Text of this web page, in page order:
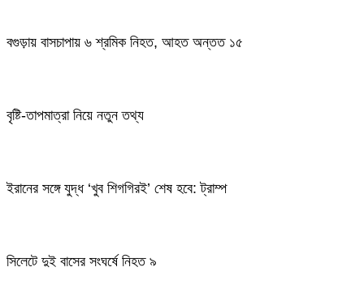
বগুড়ায় বাসচাপায় ৬ শ্রমিক নিহত, আহত অন্তত ১৫
বৃষ্টি-তাপমাত্রা নিয়ে নতুন তথ্য
ইরানের সঙ্গে যুদ্ধ ‘খুব শিগগিরই’ শেষ হবে: ট্রাম্প
সিলেটে দুই বাসের সংঘর্ষে নিহত ৯